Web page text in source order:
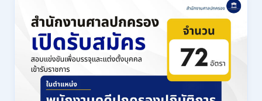
สมัคร
งาน
ป.ตรี
หลาย
ไป